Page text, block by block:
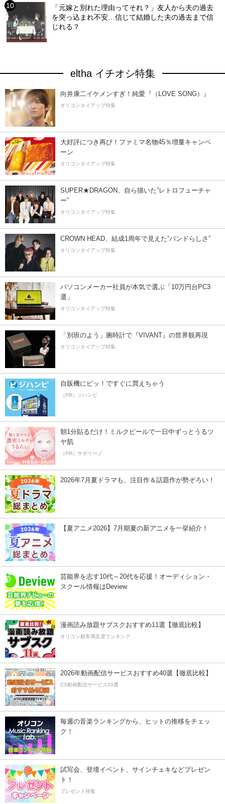
「元嫁と別れた理由ってそれ？」友人から夫の過去
を突っ込まれ不安…信じて結婚した夫の過去まで信
じれる？
eltha イチオシ特集
向井康二イケメンすぎ！純愛『（LOVE SONG）』
オリコンタイアップ特集
大好評につき再び！ファミマ名物45％増量キャンペ
ーン
オリコンタイアップ特集
SUPER★DRAGON、自ら描いた”レトロフューチャ
ー”
オリコンタイアップ特集
CROWN HEAD、結成1周年で見えた”バンドらしさ”
オリコンタイアップ特集
パソコンメーカー社員が本気で選ぶ「10万円台PC3
選」
オリコンタイアップ特集
「別班のよう」腕時計で『VIVANT』の世界観再現
オリコンタイアップ特集
自販機にピッ！ですぐに買えちゃう
（PR）ジハンピ
朝1分貼るだけ！ミルクピールで一日中ずっとうるツ
ヤ肌
（PR）サボリーノ
2026年7月夏ドラマも、注目作＆話題作が勢ぞろい！
【夏アニメ2026】7月期夏の新アニメを一挙紹介！
芸能界を志す10代～20代を応援！オーディション・
スクール情報はDeview
漫画読み放題サブスクおすすめ11選【徹底比較】
オリコン顧客満足度ランキング
2026年動画配信サービスおすすめ40選【徹底比較】
CS動画配信サービス20選
毎週の音楽ランキングから、ヒットの推移をチェッ
ク！
試写会、登壇イベント、サインチェキなどプレゼン
ト！
プレゼント特集